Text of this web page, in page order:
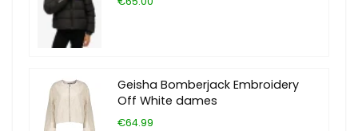
Geisha Bomberjack Embroidery
Off White dames
€64.99